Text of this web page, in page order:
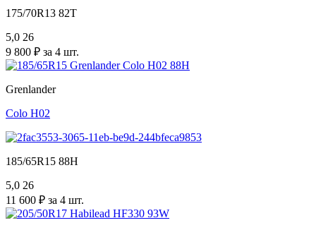
175/70R13 82T
5,0 26
9 800 ₽ за 4 шт.
Grenlander
Colo H02
185/65R15 88H
5,0 26
11 600 ₽ за 4 шт.